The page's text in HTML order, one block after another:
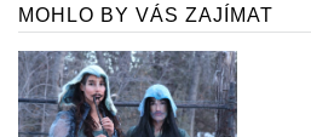
MOHLO BY VÁS ZAJÍMAT